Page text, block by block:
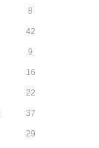
8
42
9
16
22
37
29